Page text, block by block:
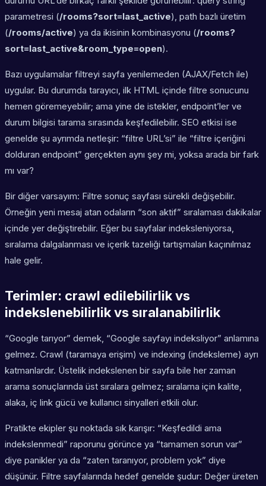
parametresi (/rooms?sort=last_active), path bazlı üretim
(/rooms/active) ya da ikisinin kombinasyonu (/rooms?
sort=last_active&room_type=open).
Bazı uygulamalar filtreyi sayfa yenilemeden (AJAX/Fetch ile)
uygular. Bu durumda tarayıcı, ilk HTML içinde filtre sonucunu
hemen göremeyebilir; ama yine de istekler, endpoint’ler ve
durum bilgisi tarama sırasında keşfedilebilir. SEO etkisi ise
genelde şu ayrımda netleşir: “filtre URL’si” ile “filtre içeriğini
dolduran endpoint” gerçekten aynı şey mi, yoksa arada bir fark
mı var?
Bir diğer varsayım: Filtre sonuç sayfası sürekli değişebilir.
Örneğin yeni mesaj atan odaların “son aktif” sıralaması dakikalar
içinde yer değiştirebilir. Eğer bu sayfalar indeksleniyorsa,
sıralama dalgalanması ve içerik tazeliği tartışmaları kaçınılmaz
hale gelir.
Terimler: crawl edilebilirlik vs
indekslenebilirlik vs sıralanabilirlik
“Google tarıyor” demek, “Google sayfayı indeksliyor” anlamına
gelmez. Crawl (taramaya erişim) ve indexing (indeksleme) ayrı
katmanlardır. Üstelik indekslenen bir sayfa bile her zaman
arama sonuçlarında üst sıralara gelmez; sıralama için kalite,
alaka, iç link gücü ve kullanıcı sinyalleri etkili olur.
Pratikte ekipler şu noktada sık karışır: “Keşfedildi ama
indekslenmedi” raporunu görünce ya “tamamen sorun var”
diye panikler ya da “zaten taranıyor, problem yok” diye
düşünür. Filtre sayfalarında hedef genelde şudur: Değer üreten